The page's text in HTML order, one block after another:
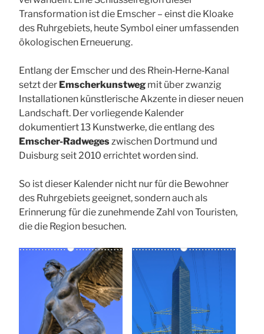
Transformation ist die Emscher – einst die Kloake
des Ruhrgebiets, heute Symbol einer umfassenden
ökologischen Erneuerung.
Entlang der Emscher und des Rhein‑Herne‑Kanal
setzt der Emscherkunstweg mit über zwanzig
Installationen künstlerische Akzente in dieser neuen
Landschaft. Der vorliegende Kalender
dokumentiert 13 Kunstwerke, die entlang des
Emscher-Radwegeszwischen Dortmund und
Duisburg seit 2010 errichtet worden sind.
So ist dieser Kalender nicht nur für die Bewohner
des Ruhrgebiets geeignet, sondern auch als
Erinnerung für die zunehmende Zahl von Touristen,
die die Region besuchen.